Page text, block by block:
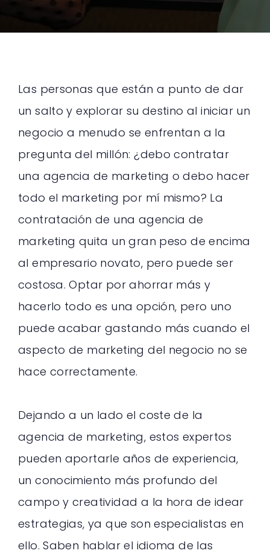
Las personas que están a punto de dar
un salto y explorar su destino al iniciar un
negocio a menudo se enfrentan a la
pregunta del millón: ¿debo contratar
una agencia de marketing o debo hacer
todo el marketing por mí mismo? La
contratación de una agencia de
marketing quita un gran peso de encima
al empresario novato, pero puede ser
costosa. Optar por ahorrar más y
hacerlo todo es una opción, pero uno
puede acabar gastando más cuando el
aspecto de marketing del negocio no se
hace correctamente.
Dejando a un lado el coste de la
agencia de marketing, estos expertos
pueden aportarle años de experiencia,
un conocimiento más profundo del
campo y creatividad a la hora de idear
estrategias, ya que son especialistas en
ello. Saben hablar el idioma de las